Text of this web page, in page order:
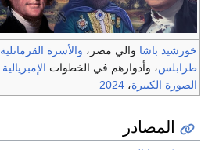
خورشيد باشا والي مصر، والأسرة القرمانلية
طرابلس، وأدوارهم في الخطوات الإمبريالية
الصورة الكبيرة، 2024
المصادر